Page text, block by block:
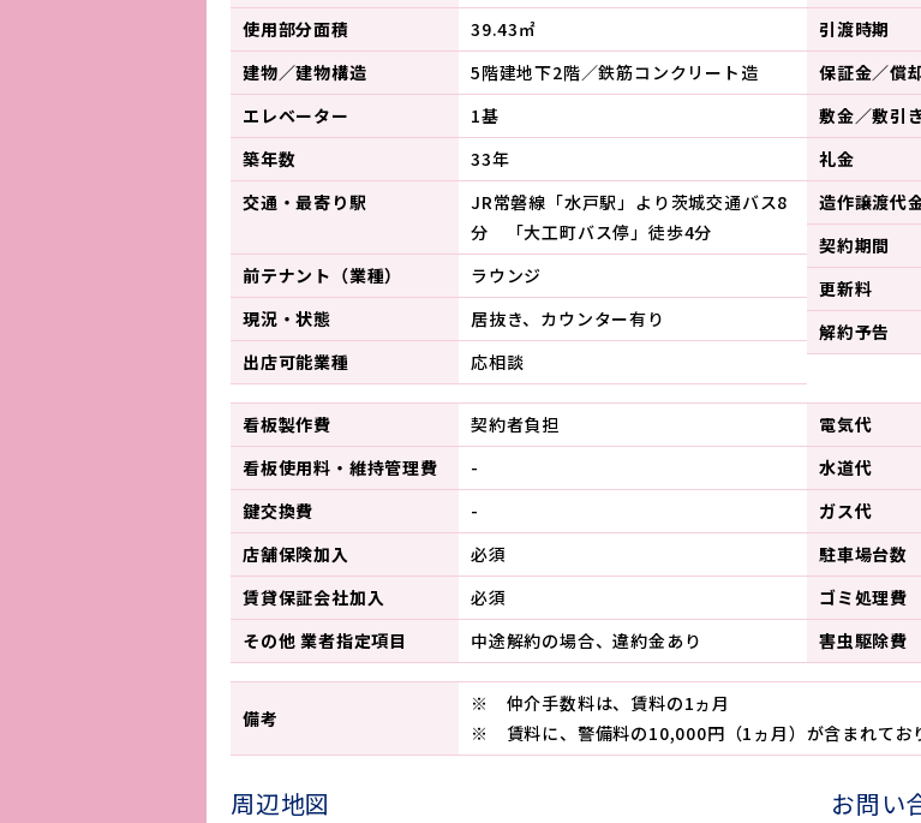
使用部分面積
39.43㎡
建物／建物構造
5階建地下2階／鉄筋コンクリート造
エレベーター
1基
築年数
33年
交通・最寄り駅
JR常磐線「水戸駅」より茨城交通バス8
分 「大工町バス停」徒歩4分
前テナント（業種）
ラウンジ
現況・状態
居抜き、カウンター有り
出店可能業種
応相談
引渡時期
保証金／償
敷金／敷引き
礼金
造作譲渡代
契約期間
更新料
解約予告
看板製作費
契約者負担
看板使用料・ 維持管理費
-
鍵交換費
-
店舗保険加入
必須
賃貸保証会社加入
必須
その他 業者指定項目
中途解約の場合、違約金あり
電気代
水道代
ガス代
駐車場台数
ゴミ処理費
害虫駆除費
備考
※ 仲介手数料は、賃料の1ヵ月
※ 賃料に、警備料の10,000円（1ヵ月）が含まれてお
周辺地図 お問い